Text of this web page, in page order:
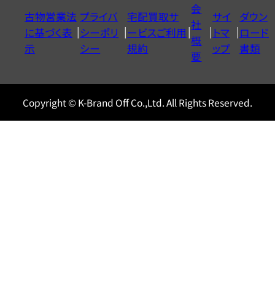
ヤ
ル
0120604117
古物営業法
に基づく表
示
プライバ
シーポリ
シー
宅配買取サ
ービスご利用
規約
会
社
概
要
サイ
トマ
ップ
ダウン
ロード
書類
Copyright © K-Brand Off Co.,Ltd. All Rights Reserved.